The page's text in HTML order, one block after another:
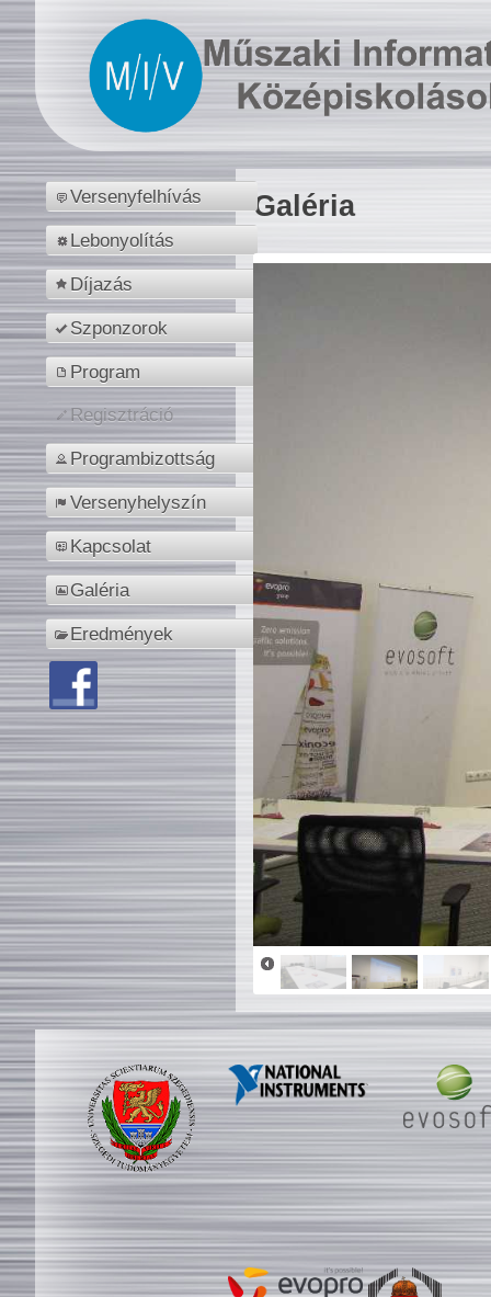
Versenyfelhívás
Lebonyolítás
Díjazás
Szponzorok
Program
Regisztráció
Programbizottság
Versenyhelyszín
Kapcsolat
Galéria
Eredmények
Galéria